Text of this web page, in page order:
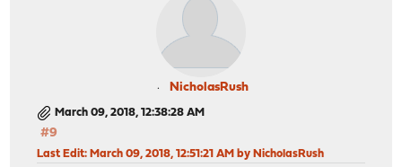
NicholasRush
March 09, 2018, 12:38:28 AM
#9
Last Edit: March 09, 2018, 12:51:21 AM by NicholasRush